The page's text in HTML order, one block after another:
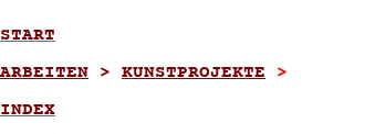
START
ARBEITEN > KUNSTPROJEKTE >
INDEX